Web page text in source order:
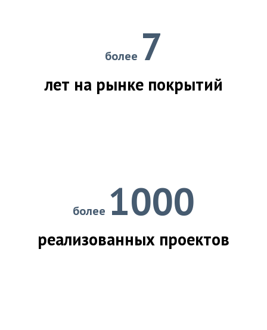
более 7
лет на рынке покрытий
более 1000
реализованных проектов